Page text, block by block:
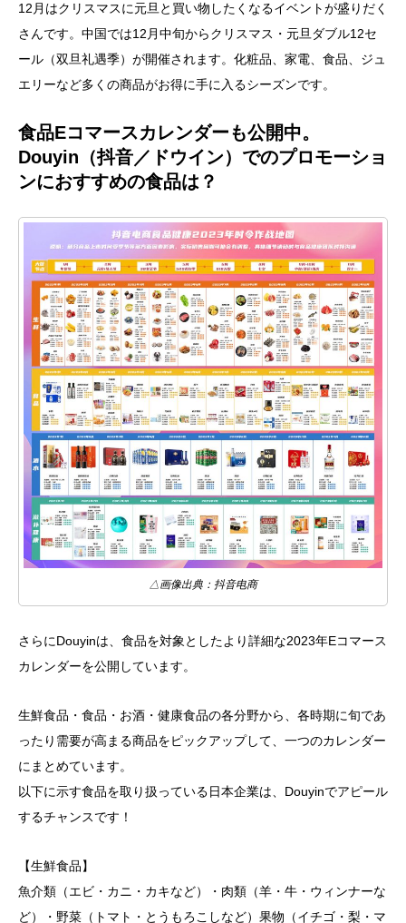
12月はクリスマスに元旦と買い物したくなるイベントが盛りだく
さんです。中国では12月中旬からクリスマス・元旦ダブル12セ
ール（双旦礼遇季）が開催されます。化粧品、家電、食品、ジュ
エリーなど多くの商品がお得に手に入るシーズンです。
食品Eコマースカレンダーも公開中。
Douyin（抖音／ドウイン）でのプロモーショ
ンにおすすめの食品は？
△画像出典：抖音电商
さらにDouyinは、食品を対象としたより詳細な2023年Eコマース
カレンダーを公開しています。
生鮮食品・食品・お酒・健康食品の各分野から、各時期に旬であ
ったり需要が高まる商品をピックアップして、一つのカレンダー
にまとめています。
以下に示す食品を取り扱っている日本企業は、Douyinでアピール
するチャンスです！
【生鮮食品】
魚介類（エビ・カニ・カキなど）・肉類（羊・牛・ウィンナーな
ど）・野菜（トマト・とうもろこしなど）果物（イチゴ・梨・マ